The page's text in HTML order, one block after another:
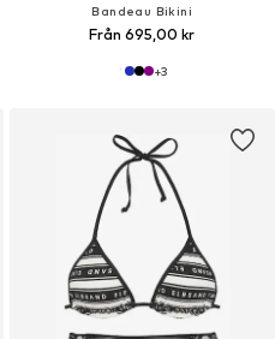
Bandeau Bikini
Från 695,00 kr
+3